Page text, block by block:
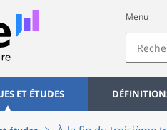
Menu
ET ÉTUDES